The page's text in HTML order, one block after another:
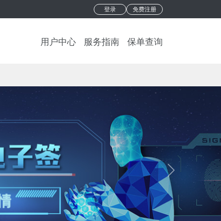
登录 免费注册
用户中心 服务指南 保单查询
Next